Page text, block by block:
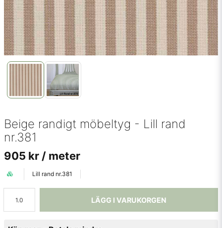
Beige randigt möbeltyg - Lill rand
nr.381
905 kr / meter
Lill rand nr.381
LÄGG I VARUKORGEN